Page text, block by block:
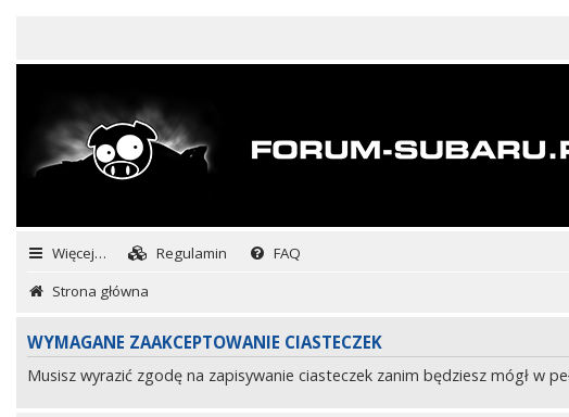
Więcej… Regulamin FAQ
Strona główna
WYMAGANE ZAAKCEPTOWANIE CIASTECZEK
Musisz wyrazić zgodę na zapisywanie ciasteczek zanim będziesz mógł w